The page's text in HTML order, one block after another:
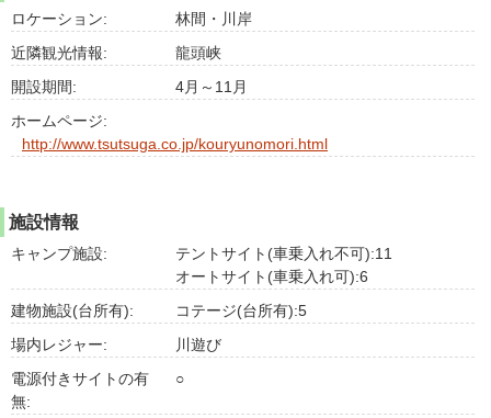
ロケーション:
林間・川岸
近隣観光情報:
龍頭峡
開設期間:
4月～11月
ホームページ:
http://www.tsutsuga.co.jp/kouryunomori.html
施設情報
キャンプ施設:
テントサイト(車乗入れ不可):11
オートサイト(車乗入れ可):6
建物施設(台所有):
コテージ(台所有):5
場内レジャー:
川遊び
電源付きサイトの有
無:
○